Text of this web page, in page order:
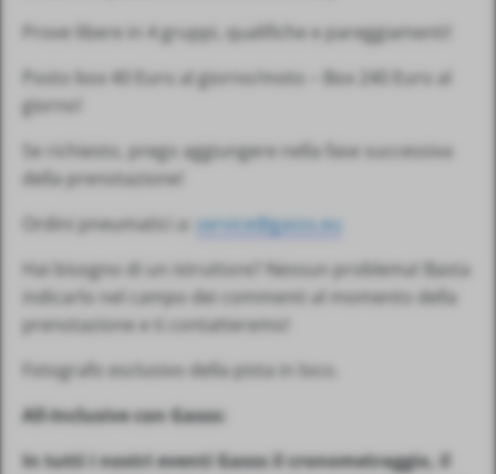
Prove libere in 4 gruppi, qualifiche e pareggiamenti!
Posto box 40 Euro al giorno/moto – Box 240 Euro al
giorno!
Se richiesto, prego aggiungere nella fase successiva
della prenotazione!
Ordini pneumatici a: service@gasss.eu
Hai bisogno di un istruttore? Nessun problema! Basta
indicarlo nel campo dei commenti al momento della
prenotazione e ti contatteremo!
Fotografo esclusivo della pista in loco.
All-Inclusive con Gasss:
In tutti i nostri eventi Gasss il cronometraggio, il